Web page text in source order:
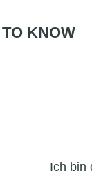
KNOW
Ich bin